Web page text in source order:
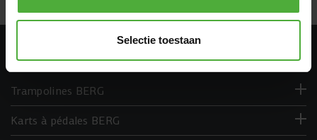
Selectie toestaan
DÉCOUVREZ TOUT SUR BERG.COM
Trampolines BERG
Karts à pédales BERG